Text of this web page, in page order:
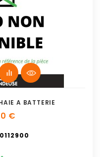
A BATTERIE
€